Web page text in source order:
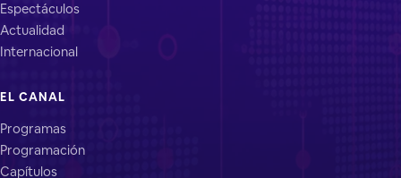
Espectáculos
Actualidad
Internacional
EL CANAL
Programas
Programación
Capítulos